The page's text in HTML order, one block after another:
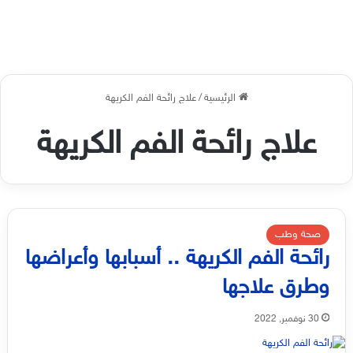
الرئيسية / علاج رائحة الفم الكريهة
علاج رائحة الفم الكريهة
صحة وطب
رائحة الفم الكريهة .. أسبابها وأعراضها
وطرق علاجها
30 نوفمبر, 2022